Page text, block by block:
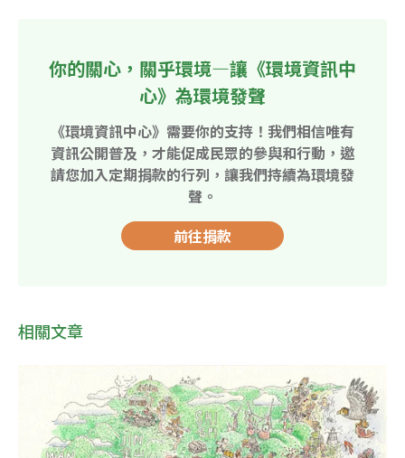
你的關心，關乎環境—讓《環境資訊中
心》為環境發聲
《環境資訊中心》需要你的支持！我們相信唯有
資訊公開普及，才能促成民眾的參與和行動，邀
請您加入定期捐款的行列，讓我們持續為環境發
聲。
前往捐款
相關文章